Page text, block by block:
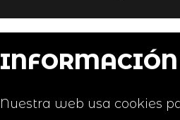
Nuestra web usa cookies